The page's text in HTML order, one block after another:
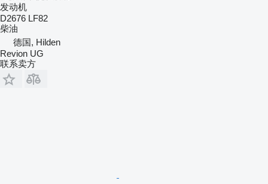
发动机
D2676 LF82
柴油
德国, Hilden
Revion UG
联系卖方